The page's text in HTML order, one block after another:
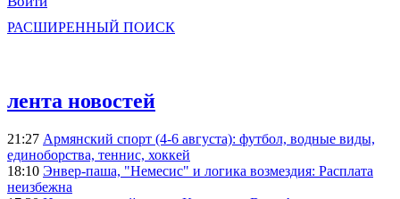
РАСШИРЕННЫЙ ПОИСК
лента новостей
21:27 Армянский спорт (4-6 августа): футбол, водные виды,
единоборства, теннис, хоккей
18:10 Энвер-паша, "Немесис" и логика возмездия: Расплата
неизбежна